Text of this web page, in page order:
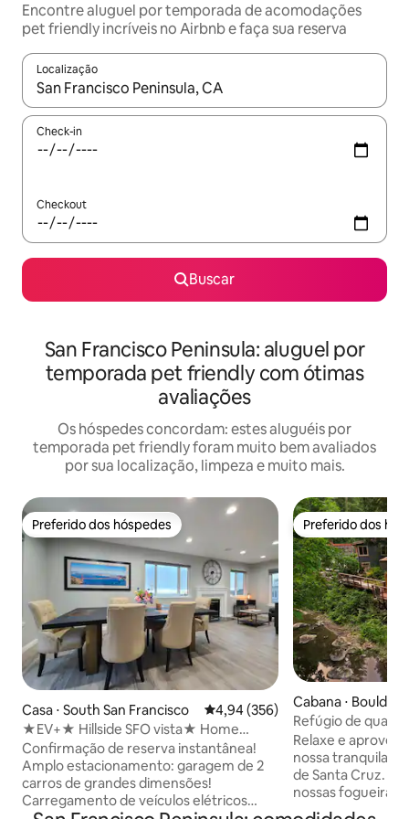
Encontre aluguel por temporada de acomodações
pet friendly incríveis no Airbnb e faça sua reserva
Localização
Quando os resultados estiverem disponíveis, explore-os
Check-in
Checkout
Buscar
San Francisco Peninsula: aluguel por
temporada pet friendly com ótimas
avaliações
Os hóspedes concordam: estes aluguéis por
temporada pet friendly foram muito bem avaliados
por sua localização, limpeza e muito mais.
Preferido dos hóspedes
Preferido dos hóspedes
Casa ⋅ South San Francisco 4,94 de uma avaliação média de
4,94 (356)
★EV+★ Hillside SFO vista★ Home
Theater Mesa★ de bilhar
Confirmação de reserva instantânea!
Amplo estacionamento: garagem de 2
carros de grandes dimensões!
Carregamento de veículos elétricos
Preferido dos
Preferido dos
Cabana ⋅ Boulder
Refúgio de
Relaxe e
nossa tranquila
de Santa Cruz.
nossas
uma banheira de